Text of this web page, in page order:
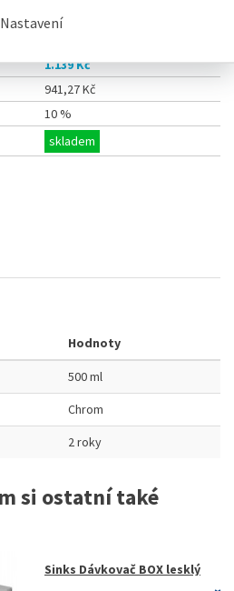
Nastavení
Sinks
1.139 Kč
941,27 Kč
10 %
skladem
Hodnoty
500 ml
Chrom
2 roky
si ostatní také
Sinks Dávkovač BOX lesklý